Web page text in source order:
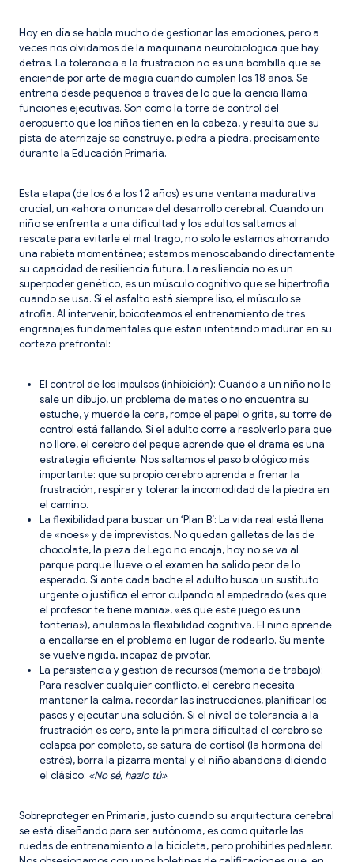
Hoy en día se habla mucho de gestionar las emociones, pero a
veces nos olvidamos de la maquinaria neurobiológica que hay
detrás. La tolerancia a la frustración no es una bombilla que se
enciende por arte de magia cuando cumplen los 18 años. Se
entrena desde pequeños a través de lo que la ciencia llama
funciones ejecutivas. Son como la torre de control del
aeropuerto que los niños tienen en la cabeza, y resulta que su
pista de aterrizaje se construye, piedra a piedra, precisamente
durante la Educación Primaria.
​Esta etapa (de los 6 a los 12 años) es una ventana madurativa
crucial, un «ahora o nunca» del desarrollo cerebral. Cuando un
niño se enfrenta a una dificultad y los adultos saltamos al
rescate para evitarle el mal trago, no solo le estamos ahorrando
una rabieta momentánea; estamos menoscabando directamente
su capacidad de resiliencia futura. La resiliencia no es un
superpoder genético, es un músculo cognitivo que se hipertrofia
cuando se usa. Si el asfalto está siempre liso, el músculo se
atrofia. Al intervenir, boicoteamos el entrenamiento de tres
engranajes fundamentales que están intentando madurar en su
corteza prefrontal:
​El control de los impulsos (inhibición): Cuando a un niño no le
sale un dibujo, un problema de mates o no encuentra su
estuche, y muerde la cera, rompe el papel o grita, su torre de
control está fallando. Si el adulto corre a resolverlo para que
no llore, el cerebro del peque aprende que el drama es una
estrategia eficiente. Nos saltamos el paso biológico más
importante: que su propio cerebro aprenda a frenar la
frustración, respirar y tolerar la incomodidad de la piedra en
el camino.
​La flexibilidad para buscar un ‘Plan B’: La vida real está llena
de «noes» y de imprevistos. No quedan galletas de las de
chocolate, la pieza de Lego no encaja, hoy no se va al
parque porque llueve o el examen ha salido peor de lo
esperado. Si ante cada bache el adulto busca un sustituto
urgente o justifica el error culpando al empedrado («es que
el profesor te tiene manía», «es que este juego es una
tontería»), anulamos la flexibilidad cognitiva. El niño aprende
a encallarse en el problema en lugar de rodearlo. Su mente
se vuelve rígida, incapaz de pivotar.
​La persistencia y gestión de recursos (memoria de trabajo):
Para resolver cualquier conflicto, el cerebro necesita
mantener la calma, recordar las instrucciones, planificar los
pasos y ejecutar una solución. Si el nivel de tolerancia a la
frustración es cero, ante la primera dificultad el cerebro se
colapsa por completo, se satura de cortisol (la hormona del
estrés), borra la pizarra mental y el niño abandona diciendo
el clásico: «No sé, hazlo tú».
​Sobreproteger en Primaria, justo cuando su arquitectura cerebral
se está diseñando para ser autónoma, es como quitarle las
ruedas de entrenamiento a la bicicleta, pero prohibirles pedalear.